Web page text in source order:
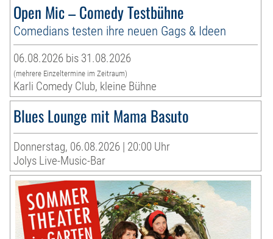
Open Mic – Comedy Testbühne
Comedians testen ihre neuen Gags & Ideen
06.08.2026 bis 31.08.2026
(mehrere Einzeltermine im Zeitraum)
Karli Comedy Club, kleine Bühne
Blues Lounge mit Mama Basuto
Donnerstag, 06.08.2026 | 20:00 Uhr
Jolys Live-Music-Bar